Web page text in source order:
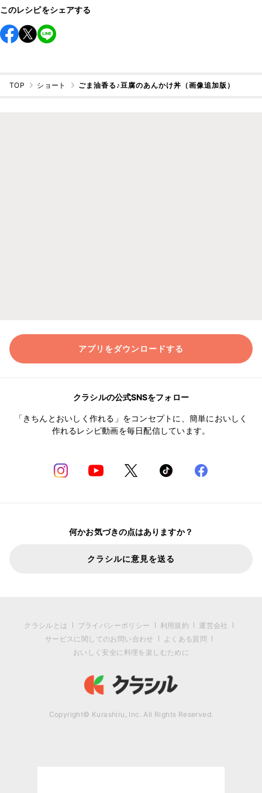
このレシピをシェアする
TOP ショート ごま油香る♪豆腐のあんかけ丼（画像追加版）
アプリをダウンロードする
クラシルの公式SNSをフォロー
「きちんとおいしく作れる」をコンセプトに、簡単においしく
作れるレシピ動画を毎日配信しています。
何かお気づきの点はありますか？
クラシルに意見を送る
クラシルとは プライバシーポリシー 利用規約
運営会社
サービスに関してのお問い合わせ
よくある質問
おいしく安全に料理を楽しむために
Copyright© Kurashiru, Inc. All Rights Reserved.